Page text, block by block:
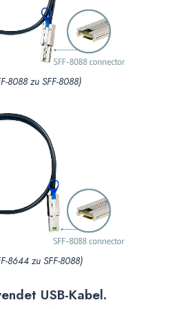
8088 zu SFF-8088)
8644 zu SFF-8088)
USB-Kabel.